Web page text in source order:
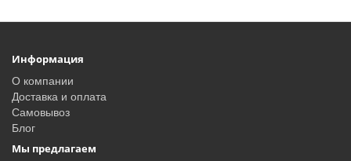
Информация
О компании
Доставка и оплата
Самовывоз
Блог
Мы предлагаем